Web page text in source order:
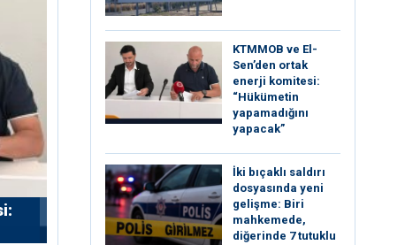
KTMMOB ve El-
Sen’den ortak
enerji komitesi:
“Hükümetin
yapamadığını
yapacak”
İki bıçaklı saldırı
dosyasında yeni
gelişme: Biri
mahkemede,
diğerinde 7 tutuklu